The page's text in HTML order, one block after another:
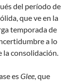
del período de
que ve en la
temporada de
a lo
la consolidación.
esGlee, que